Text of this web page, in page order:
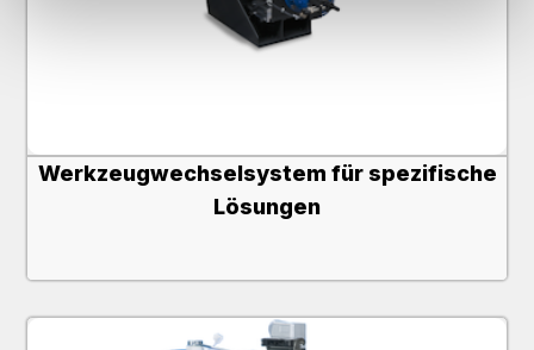
haben oder die sie im Rahmen Ihrer Nutzung der Dienste gesammelt haben.
Werkzeugwechselsystem für spezifische
Lösungen